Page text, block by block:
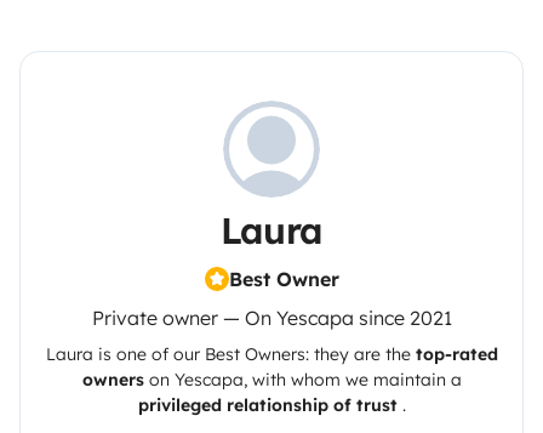
Laura
Best Owner
Private owner — On Yescapa since 2021
Laura is one of our Best Owners: they are the top-rated
ownerson Yescapa, with whom we maintain a
privileged relationship of trust.